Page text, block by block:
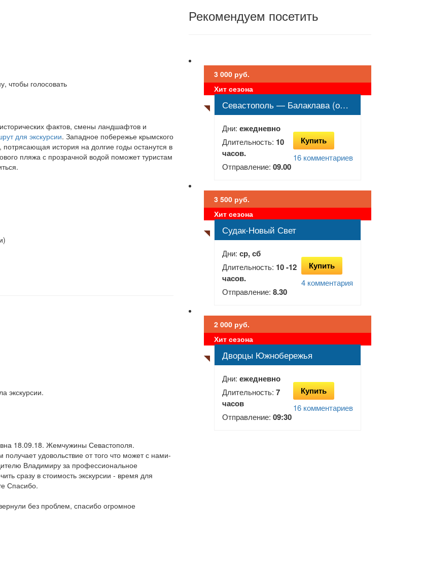
чтобы голосовать
фактов, смены ландшафтов и
для экскурсии. Западное побережье крымского
история на долгие годы останутся в
пляжа с прозрачной водой поможет туристам
экскурсии.
18.09.18. Жемчужины Севастополя.
удовольствие от того что может с нами-
Владимиру за профессиональное
сразу в стоимость экскурсии - время для
Спасибо.
без проблем, спасибо огромное
Рекомендуем посетить
3 000 руб.
Хит сезона
Севастополь — Балаклава (обзорная экскурсия)
Дни: ежедневно
Длительность: 10
часов.
Отправление: 09.00
Купить
16 комментариев
3 500 руб.
Хит сезона
Судак-Новый Свет
Дни: ср, сб
Длительность: 10 -12
часов.
Отправление: 8.30
Купить
4 комментария
2 000 руб.
Хит сезона
Дворцы Южнобережья
Дни: ежедневно
Длительность: 7
часов
Отправление: 09:30
Купить
16 комментариев